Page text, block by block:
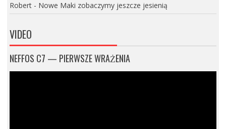
Robert- Nowe Maki zobaczymy jeszcze jesienią
VIDEO
NEFFOS C7 — PIERWSZE WRAŻENIA